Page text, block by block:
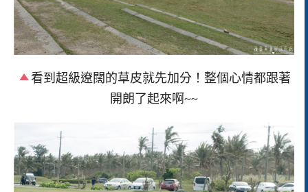
看到超級遼闊的草皮就先加分！整個心情都跟著
開朗了起來啊~~